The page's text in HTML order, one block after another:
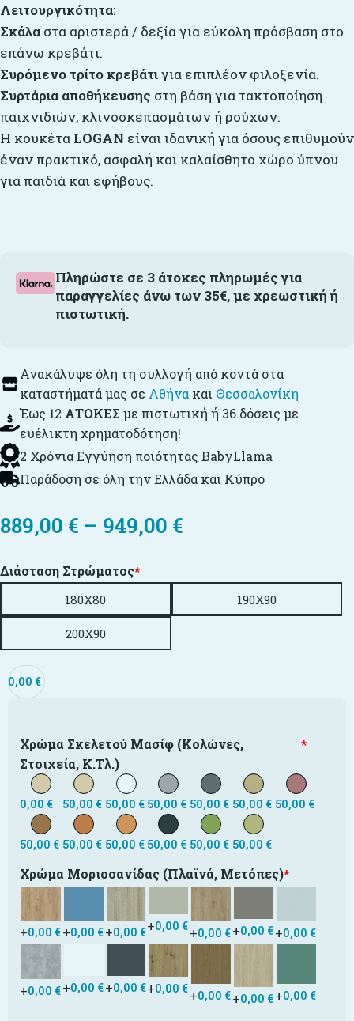
Λειτουργικότητα:
Σκάλα στα αριστερά / δεξία για εύκολη πρόσβαση στο
επάνω κρεβάτι.
Συρόμενο τρίτο κρεβάτιγια επιπλέον φιλοξενία.
Συρτάρια αποθήκευσης στη βάση για τακτοποίηση
παιχνιδιών, κλινοσκεπασμάτων ή ρούχων.
Η κουκέτα LOGAN είναι ιδανική για όσους επιθυμούν
έναν πρακτικό, ασφαλή και καλαίσθητο χώρο ύπνου
για παιδιά και εφήβους.
Πληρώστε σε 3 άτοκες πληρωμές για
παραγγελίες άνω των 35€, με χρεωστική ή
πιστωτική.
Ανακάλυψε όλη τη συλλογή από κοντά στα
καταστήματά μας σε Αθήνα και Θεσσαλονίκη
Έως 12 ΑΤΟΚΕΣ με πιστωτική ή 36 δόσεις με
ευέλικτη χρηματοδότηση!
2 Χρόνια Εγγύηση ποιότητας BabyLlama
Παράδοση σε όλη την Ελλάδα και Κύπρο
889,00 € – 949,00 €
*
Διάσταση Στρώματος
180X80 190X90
200X90
0,00 €
*
Χρώμα Σκελετού Μασίφ (κολώνες,
Στοιχεία, Κ.τλ.)
0,00 € 50,00 € 50,00 € 50,00 € 50,00 € 50,00 € 50,00 €
50,00 € 50,00 € 50,00 € 50,00 € 50,00 € 50,00 €
*
Χρώμα Μοριοσανίδας (Πλαϊνά, Μετόπες)
+0,00 €+0,00 €+0,00 €+0,00 €+0,00 €+0,00 €+0,00 €
+0,00 €+0,00 €+0,00 €+0,00 €+0,00 €+0,00 €+0,00 €